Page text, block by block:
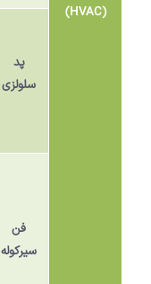
(
HVAC
)
پد
سلولزی
فن
سیرکوله